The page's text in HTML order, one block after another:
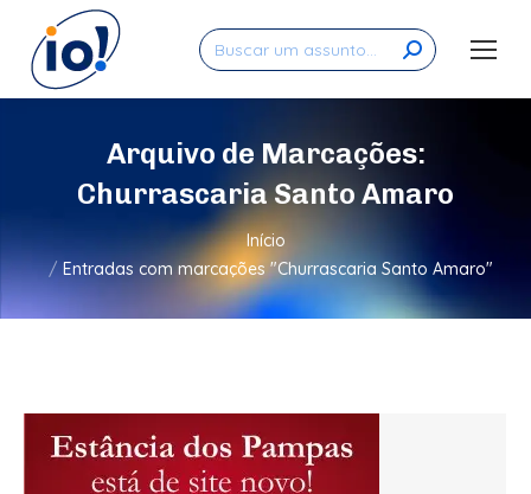
Search:
Arquivo de Marcações:
Churrascaria Santo Amaro
Você está aqui:
Início
Entradas com marcações "Churrascaria Santo Amaro"